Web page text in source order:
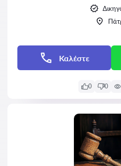
Καλέστε
0 0